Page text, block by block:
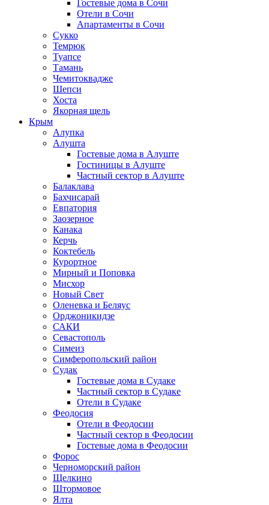
Гостевые дома в Сочи
Отели в Сочи
Апартаменты в Сочи
Сукко
Темрюк
Туапсе
Тамань
Чемитоквадже
Шепси
Хоста
Якорная щель
Крым
Алупка
Алушта
Гостевые дома в Алуште
Гостиницы в Алуште
Частный сектор в Алуште
Балаклава
Бахчисарай
Евпатория
Заозерное
Канака
Керчь
Коктебель
Курортное
Мирный и Поповка
Мисхор
Новый Свет
Оленевка и Беляус
Орджоникидзе
САКИ
Севастополь
Симеиз
Симферопольский район
Судак
Гостевые дома в Судаке
Частный сектор в Судаке
Отели в Судаке
Феодосия
Отели в Феодосии
Частный сектор в Феодосии
Гостевые дома в Феодосии
Форос
Черноморский район
Щелкино
Штормовое
Ялта